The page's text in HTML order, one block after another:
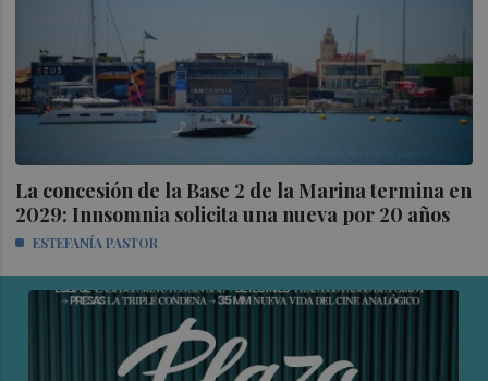
La concesión de la Base 2 de la Marina termina en
2029: Innsomnia solicita una nueva por 20 años
ESTEFANÍA PASTOR